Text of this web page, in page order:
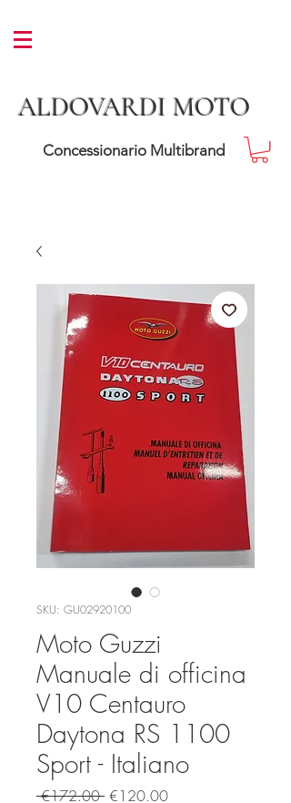
ALDOVARDI MOTO
Concessionario Multibrand
SKU: GU02920100
Moto Guzzi
Manuale di officina
V10 Centauro
Daytona RS 1100
Sport - Italiano
€172.00 Regular Price
€120.00Sale Price